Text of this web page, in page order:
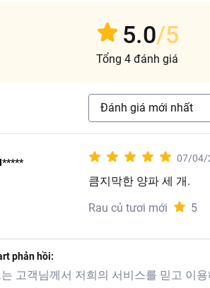
5.0/5
Tổng 4 đánh giá
Đánh giá mới nhất
07/04/
큼지막한 양파 세 개.
Rau củ tươi mới
5
phản hồi:
고객님께서 저희의 서비스를 믿고 이